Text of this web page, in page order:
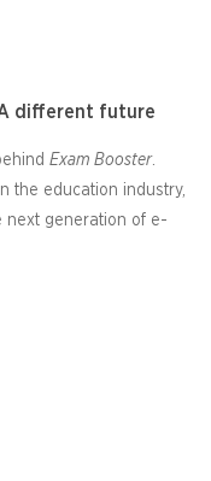
different future
Exam Booster.
the education industry,
next generation of e-